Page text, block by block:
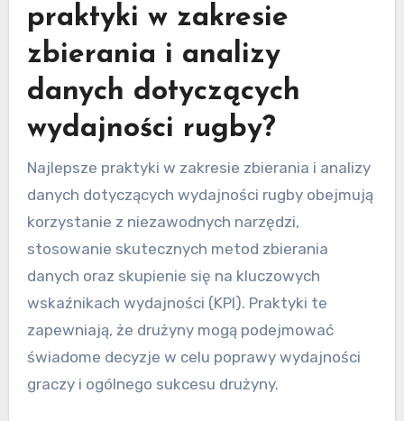
praktyki w zakresie
zbierania i analizy
danych dotyczących
wydajności rugby?
Najlepsze praktyki w zakresie zbierania i analizy
danych dotyczących wydajności rugby obejmują
korzystanie z niezawodnych narzędzi,
stosowanie skutecznych metod zbierania
danych oraz skupienie się na kluczowych
wskaźnikach wydajności (KPI). Praktyki te
zapewniają, że drużyny mogą podejmować
świadome decyzje w celu poprawy wydajności
graczy i ogólnego sukcesu drużyny.